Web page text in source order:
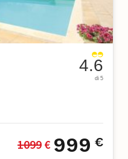
4.6
di 5
1099 € 999 €